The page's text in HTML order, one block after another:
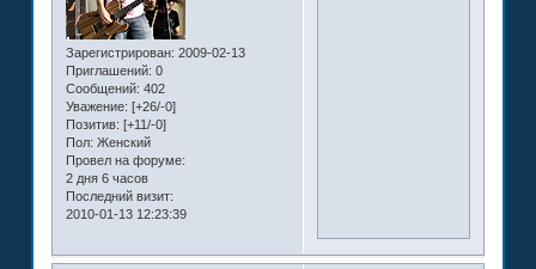
Зарегистрирован: 2009-02-13
Приглашений: 0
Сообщений: 402
Уважение: [+26/-0]
Позитив: [+11/-0]
Пол: Женский
Провел на форуме:
2 дня 6 часов
Последний визит:
2010-01-13 12:23:39